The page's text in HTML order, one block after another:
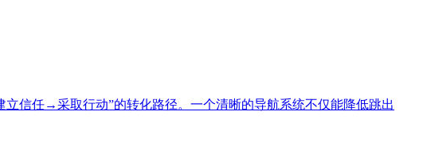
信任→采取行动”的转化路径。一个清晰的导航系统不仅能降低跳出